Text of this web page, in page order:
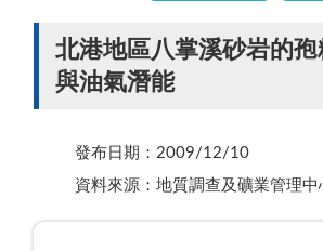
北港地區八掌溪砂岩的
與油氣潛能
發布日期：2009/12/10
資料來源：地質調查及礦業管理中